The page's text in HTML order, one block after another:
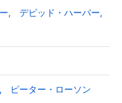
デビッド・ハーバー
ピーター・ローソン